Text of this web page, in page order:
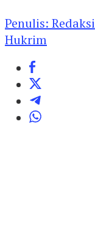
Penulis: Redaksi
Hukrim